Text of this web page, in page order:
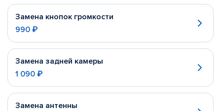
Замена кнопок громкости
990 ₽
Замена задней камеры
1 090 ₽
Замена антенны